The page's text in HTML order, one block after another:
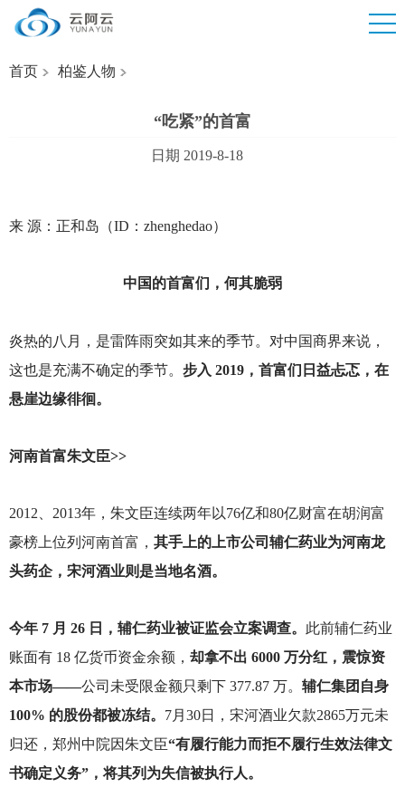
首页 柏鉴人物
“吃紧”的首富
日期 2019-8-18
来 源：正和岛（ID：zhenghedao）
中国的首富们，何其脆弱
炎热的八月，是雷阵雨突如其来的季节。对中国商界来说，
这也是充满不确定的季节。 步入 2019，首富们日益忐忑，在
悬崖边缘徘徊。
河南首富朱文臣>>
2012 、2013年，朱文臣连续两年以76亿和80亿财富在胡润富
豪榜上位列河南首富， 其手上的上市公司辅仁药业为河南龙
头药企，宋河酒业则是当地名酒。
今年 7 月 26 日，辅仁药业被证监会立案调查。 此前辅仁药业
账面有 18 亿货币资金余额， 却拿不出 6000 万分红，震惊资
本市场——公司未受限金额只剩下 377.87 万。 辅仁集团自身
100% 的股份都被冻结。 7月30日，宋河酒业欠款2865万元未
归还，郑州中院因朱文臣“有履行能力而拒不履行生效法律文
书确定义务”，将其列为失信被执行人。